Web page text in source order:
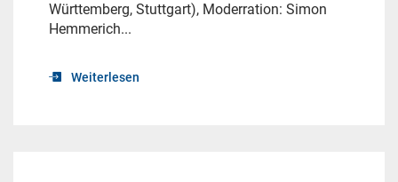
Württemberg, Stuttgart), Moderration: Simon
Hemmerich...
Weiterlesen